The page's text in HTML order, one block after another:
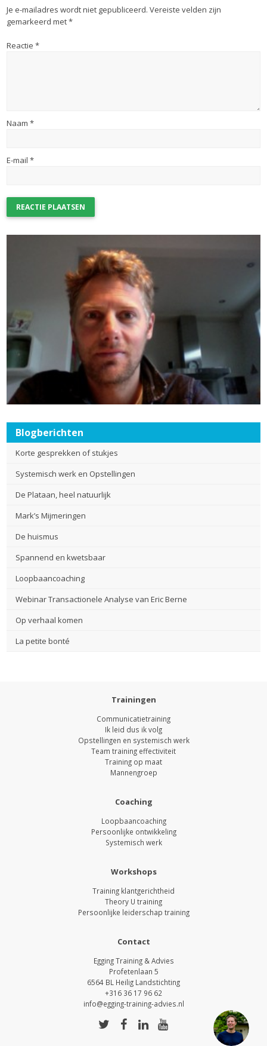
Je e-mailadres wordt niet gepubliceerd. Vereiste velden zijn
gemarkeerd met*
Reactie*
Naam*
E-mail*
Blogberichten
Korte gesprekken of stukjes
Systemisch werk en Opstellingen
De Plataan, heel natuurlijk
Mark’s Mijmeringen
De huismus
Spannend en kwetsbaar
Loopbaancoaching
Webinar Transactionele Analyse van Eric Berne
Op verhaal komen
La petite bonté
Trainingen
Communicatietraining
Ik leid dus ik volg
Opstellingen en systemisch werk
Team training effectiviteit
Training op maat
Mannengroep
Coaching
Loopbaancoaching
Persoonlijke ontwikkeling
Systemisch werk
Workshops
Training klantgerichtheid
Theory U training
Persoonlijke leiderschap training
Contact
Egging Training & Advies
Profetenlaan 5
6564 BL Heilig Landstichting
+316 36 17 96 62
info@egging-training-advies.nl